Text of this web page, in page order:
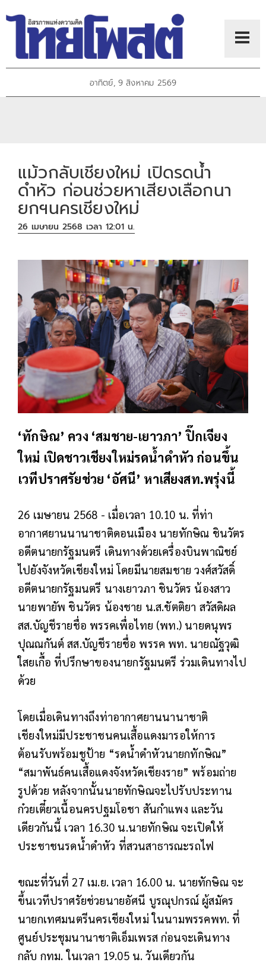
อาทิตย์, 9 สิงหาคม 2569
แม้วกลับเชียงใหม่ เปิดรดน้ำ
ดำหัว ก่อนช่วยหาเสียงเลือกนา
ยกฯนครเชียงใหม่
26 เมษายน 2568 เวลา 12:01 น.
‘ทักษิณ’ ควง ‘สมชาย-เยาวภา’ ปิ๊กเจียง
ใหม่ เปิดชาวเชียงใหม่รดน้ำดำหัว ก่อนขึ้น
เวทีปราศรัยช่วย ‘อัศนี’ หาเสียงสท.พรุ่งนี้
26 เมษายน 2568 - เมื่อเวลา 10.10 น. ที่ท่า
อากาศยานนานาชาติดอนเมือง นายทักษิณ ชินวัตร
อดีตนายกรัฐมนตรี เดินทางด้วยเครื่องบินพาณิชย์
ไปยังจังหวัดเชียงใหม่ โดยมีนายสมชาย วงศ์สวัสดิ์
อดีตนายกรัฐมนตรี นางเยาวภา ชินวัตร น้องสาว
นายพายัพ ชินวัตร น้องชาย น.ส.ขัตติยา สวัสดิผล
สส.บัญชีรายชื่อ พรรคเพื่อไทย (พท.) นายดนุพร
ปุณณกันต์ สส.บัญชีรายชื่อ พรรค พท. นายณัฐวุฒิ
ใสยเกื้อ ที่ปรึกษาของนายกรัฐมนตรี ร่วมเดินทางไป
ด้วย
โดยเมื่อเดินทางถึงท่าอากาศยานนานาชาติ
เชียงใหม่มีประชาชนคนเสื้อแดงมารอให้การ
ต้อนรับพร้อมชูป้าย “รดน้ำดำหัวนายกทักษิณ”
“สมาพันธ์คนเสื้อแดงจังหวัดเชียงราย” พร้อมถ่าย
รูปด้วย หลังจากนั้นนายทักษิณจะไปรับประทาน
ก๋วยเตี๋ยวเนื้อนครปฐมโอชา สันกำแพง และวัน
เดียวกันนี้ เวลา 16.30 น.นายทักษิณ จะเปิดให้
ประชาชนรดน้ำดำหัว ที่สวนสาธารณะรถไฟ
ขณะที่วันที่ 27 เม.ย. เวลา 16.00 น. นายทักษิณ จะ
ขึ้นเวทีปราศรัยช่วยนายอัศนี บูรณุปกรณ์ ผู้สมัคร
นายกเทศมนตรีนครเชียงใหม่ ในนามพรรคพท. ที่
ศูนย์ประชุมนานาชาติเอ็มเพรส ก่อนจะเดินทาง
กลับ กทม. ในเวลา 19.05 น. วันเดียวกัน